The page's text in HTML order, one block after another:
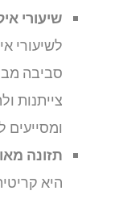
שיעורי
לשיעורי
סביבה
צייתנות
ומסייעים
תזונה
היא